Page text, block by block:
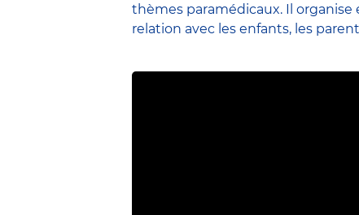
thèmes paramédicaux. Il organise
relation avec les enfants, les